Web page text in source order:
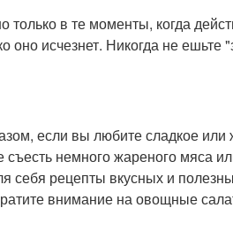
в те моменты, когда
оно исчезнет. Никогда не ешьте
если вы любите сладкое или
немного жареного мяса
себя рецепты вкусных и
внимание на овощные